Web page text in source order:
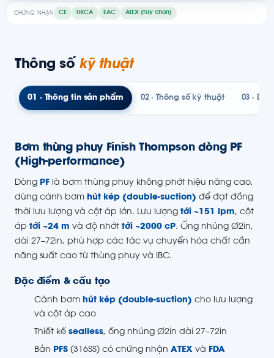
CHỨNG NHẬN CE UKCA EAC ATEX (tùy chọn)
Thông số kỹ thuật
01 · Thông tin sản phẩm 02 · Thông số kỹ thuật 03 ·
Bơm thùng phuy Finish Thompson dòng PF
(High-performance)
Dòng PF là bơm thùng phuy không phớt hiệu năng cao,
dùng cánh bơm hút kép (double-suction) để đạt đồng
thời lưu lượng và cột áp lớn. Lưu lượng tới ~151 lpm, cột
áp tới ~24 m và độ nhớt tới ~2000 cP. Ống nhúng Ø2in,
dài 27–72in, phù hợp các tác vụ chuyển hóa chất cần
năng suất cao từ thùng phuy và IBC.
Đặc điểm & cấu tạo
Cánh bơm hút kép (double-suction) cho lưu lượng
và cột áp cao
Thiết kế sealless, ống nhúng Ø2in dài 27–72in
Bản PFS (316SS) có chứng nhận ATEX và FDA